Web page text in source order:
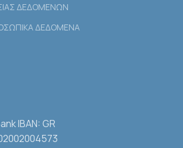
ΔΕΔΟΜΕΝΩΝ
ΔΕΔΟΜΕΝΑ
IBAN: GR